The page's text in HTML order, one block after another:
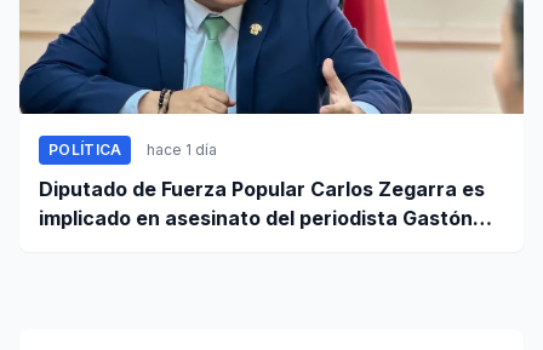
POLÍTICA hace 1 día
Diputado de Fuerza Popular Carlos Zegarra es
implicado en asesinato del periodista Gastón